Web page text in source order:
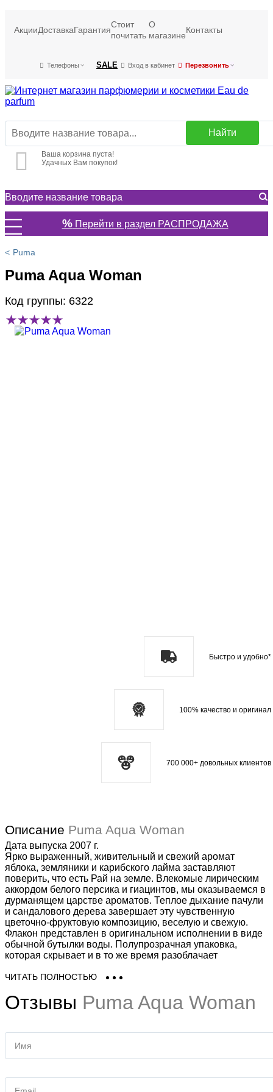
АкцииДоставкаГарантия
Стоит
почитать
О
магазине
Контакты
Телефоны SALE Вход в кабинет Перезвонить
Найти
Ваша корзина пуста!
Удачных Вам покупок!
%Перейти в раздел РАСПРОДАЖА
Puma
Puma Aqua Woman
Код группы: 6322
Быстро и удобно*
100% качество и оригинал
700 000+ довольных клиентов
Описание Puma Aqua Woman
Дата выпуска 2007 г.
Ярко выраженный, живительный и свежий аромат
яблока, земляники и карибского лайма заставляют
поверить, что есть Рай на земле. Влекомые лирическим
аккордом белого персика и гиацинтов, мы оказываемся в
дурманящем царстве ароматов. Теплое дыхание пачули
и сандалового дерева завершает эту чувственную
цветочно-фруктовую композицию, веселую и свежую.
Флакон представлен в оригинальном исполнении в виде
обычной бутылки воды. Полупрозрачная упаковка,
которая скрывает и в то же время разоблачает
которые могут происходить с водой.
Начальная нота: яблоко, земляника, карибский лайм.
Нота сердца: белый персик, гиацинтовая вода.
Купить Puma Aqua Woman (Пума Аква Вумен) Вы можете в
нашем интернет магазине в Киеве, Одессе и по всей Украине. В
ЧИТАТЬ ПОЛНОСТЬЮ
Отзывы Puma Aqua Woman
Имя